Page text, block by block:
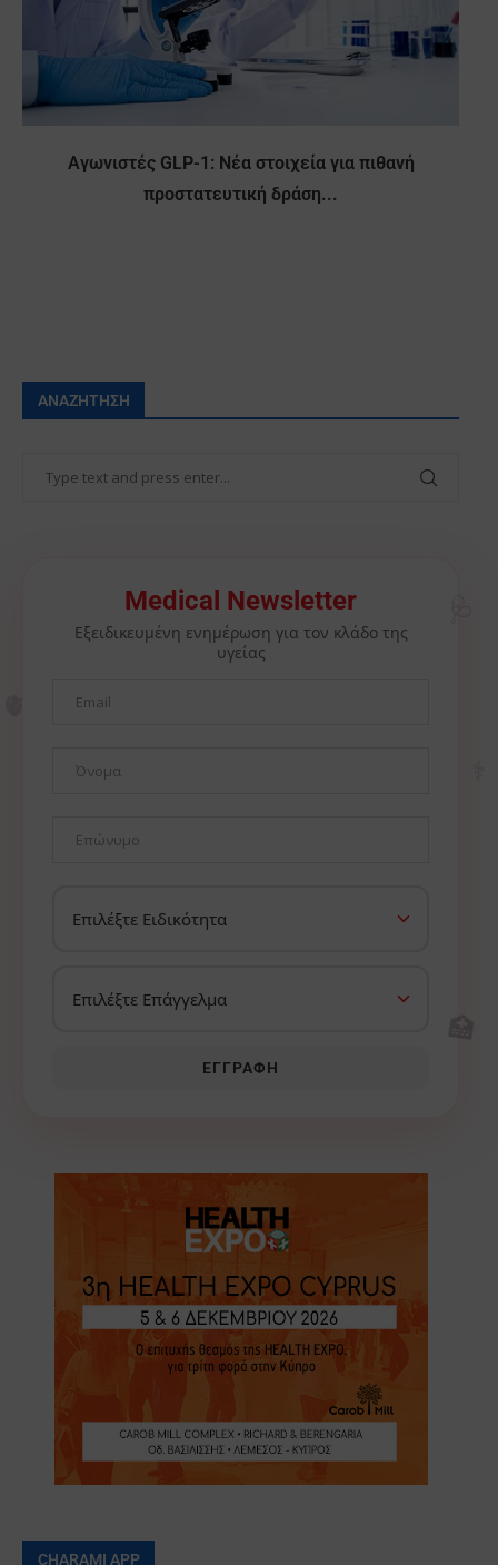
Αγωνιστές GLP-1: Νέα στοιχεία για πιθανή
προστατευτική δράση...
ΑΝΑΖΉΤΗΣΗ
Medical Newsletter
Εξειδικευμένη ενημέρωση για τον κλάδο της
υγείας
ΕΓΓΡΑΦΉ
CHARAMI APP